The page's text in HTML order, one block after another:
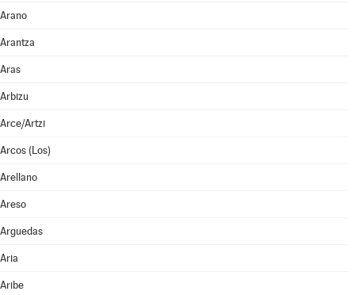
Arano
Arantza
Aras
Arbizu
Arce/Artzi
Arcos (Los)
Arellano
Areso
Arguedas
Aria
Aribe